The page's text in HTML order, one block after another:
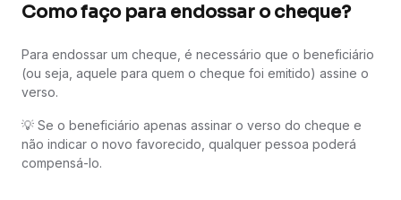
Como faço para endossar o cheque?
Para endossar um cheque, é necessário que o beneficiário
(ou seja, aquele para quem o cheque foi emitido) assine o
verso.
💡 Se o beneficiário apenas assinar o verso do cheque e
não indicar o novo favorecido, qualquer pessoa poderá
compensá-lo.